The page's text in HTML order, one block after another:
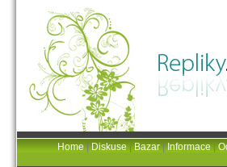
Home|Diskuse|Bazar|Informace|